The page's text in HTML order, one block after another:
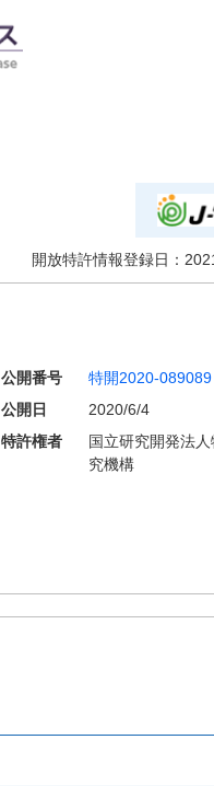
開放特許情報登録日：
公開番号 特開2020-089089
公開日
2020/6/4
特許権者
国立研究開発法
究機構